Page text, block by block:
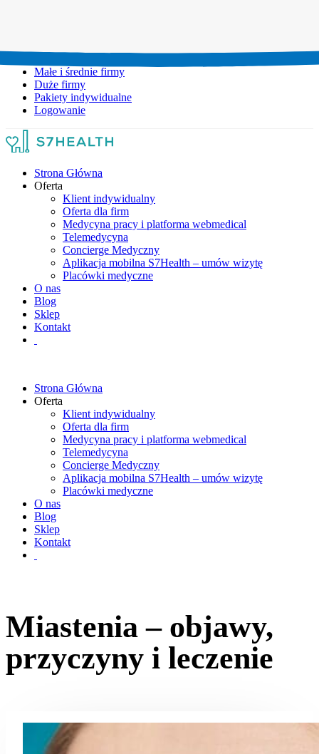
Małe i średnie firmy
Duże firmy
Pakiety indywidualne
Logowanie
Strona Główna
Oferta
Klient indywidualny
Oferta dla firm
Medycyna pracy i platforma webmedical
Telemedycyna
Concierge Medyczny
Aplikacja mobilna S7Health – umów wizytę
Placówki medyczne
O nas
Blog
Sklep
Kontakt
Strona Główna
Oferta
Klient indywidualny
Oferta dla firm
Medycyna pracy i platforma webmedical
Telemedycyna
Concierge Medyczny
Aplikacja mobilna S7Health – umów wizytę
Placówki medyczne
O nas
Blog
Sklep
Kontakt
Miastenia – objawy,
przyczyny i leczenie